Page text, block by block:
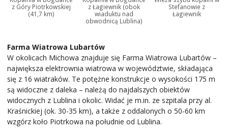
z Góry Piotrkowskiej
(41,7 km)
z Łagiewnik (obok
wiaduktu nad
obwodnicą Lublina)
Stefanowie z
Łagiewnik
Farma Wiatrowa Lubartów
W okolicach Michowa znajduje się Farma Wiatrowa Lubartów –
największa elektrownia wiatrowa w województwie, składająca
się z 16 wiatraków. Te potężne konstrukcje o wysokości 175 m
są widoczne z daleka – należą do najdalszych obiektów
widocznych z Lublina i okolic. Widać je m.in. ze szpitala przy al.
Kraśnickiej (ok. 30-35 km), a także z oddalonych o 50-60 km
wzgórz koło Piotrkowa na południe od Lublina.